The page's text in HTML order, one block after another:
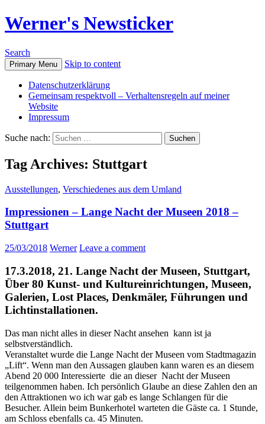
Werner's Newsticker
Search
Primary Menu Skip to content
Datenschutzerklärung
Gemeinsam respektvoll – Verhaltensregeln auf meiner
Website
Impressum
Suche nach:
Tag Archives: Stuttgart
Ausstellungen, Verschiedenes aus dem Umland
Impressionen – Lange Nacht der Museen 2018 –
Stuttgart
25/03/2018 Werner Leave a comment
17.3.2018, 21. Lange Nacht der Museen, Stuttgart,
Über 80 Kunst- und Kultureinrichtungen, Museen,
Galerien, Lost Places, Denkmäler, Führungen und
Lichtinstallationen.
Das man nicht alles in dieser Nacht ansehen kann ist ja
selbstverständlich.
Veranstaltet wurde die Lange Nacht der Museen vom Stadtmagazin
„Lift“. Wenn man den Aussagen glauben kann waren es an diesem
Abend 20 000 Interessierte die an dieser Nacht der Museen
teilgenommen haben. Ich persönlich Glaube an diese Zahlen den an
den Attraktionen wo ich war gab es lange Schlangen für die
Besucher. Allein beim Bunkerhotel warteten die Gäste ca. 1 Stunde,
am Schloss ebenfalls ca. 45 Minuten.